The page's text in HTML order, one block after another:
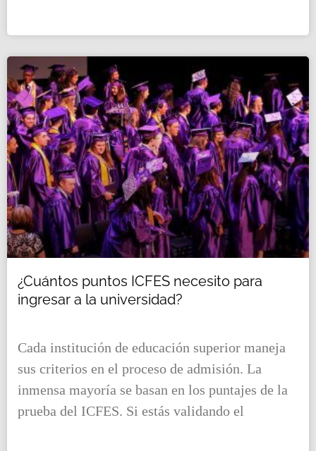
¿Cuántos puntos ICFES necesito para
ingresar a la universidad?
Cada institución de educación superior maneja
sus criterios en el proceso de admisión. La
inmensa mayoría se basan en los puntajes de la
prueba del ICFES. Si estás validando el